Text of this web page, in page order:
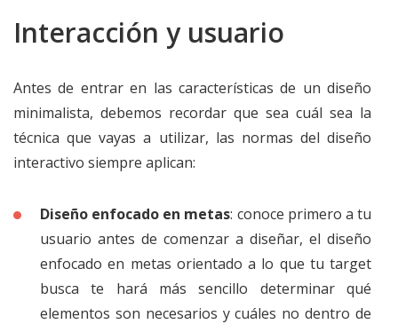
Interacción y usuario
Antes de entrar en las características de un diseño
minimalista, debemos recordar que sea cuál sea la
técnica que vayas a utilizar, las normas del diseño
interactivo siempre aplican:
Diseño enfocado en metas: conoce primero a tu
usuario antes de comenzar a diseñar, el diseño
enfocado en metas orientado a lo que tu target
busca te hará más sencillo determinar qué
elementos son necesarios y cuáles no dentro de